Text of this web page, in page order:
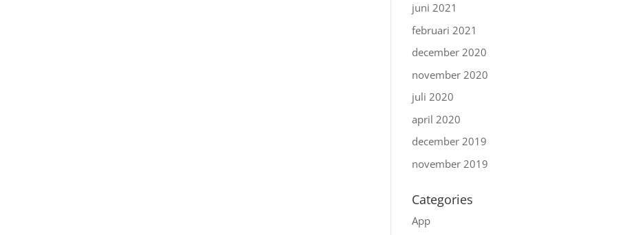
juni 2021
februari 2021
december 2020
november 2020
juli 2020
april 2020
december 2019
november 2019
Categories
App